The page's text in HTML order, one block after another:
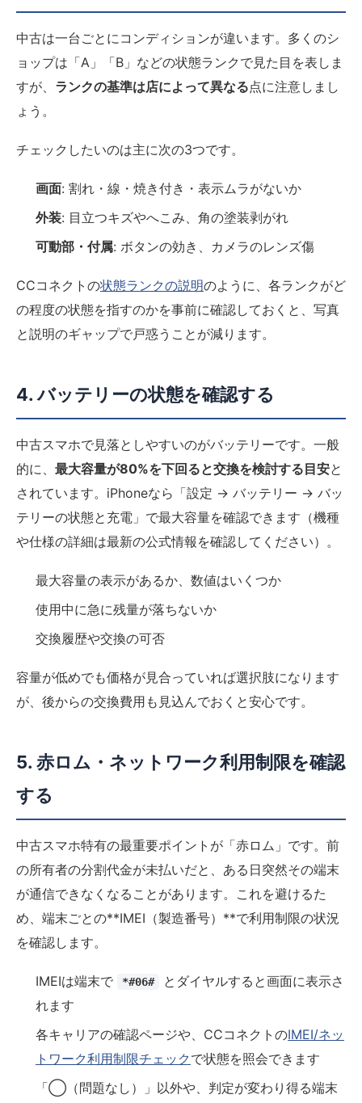
中古は一台ごとにコンディションが違います。多くのシ
ョップは「A」「B」などの状態ランクで見た目を表しま
すが、 ランクの基準は店によって異なる点に注意しまし
ょう。
チェックしたいのは主に次の3つです。
画面: 割れ・線・焼き付き・表示ムラがないか
外装: 目立つキズやへこみ、角の塗装剥がれ
可動部・付属: ボタンの効き、カメラのレンズ傷
CCコネクトの状態ランクの説明のように、各ランクがど
の程度の状態を指すのかを事前に確認しておくと、写真
と説明のギャップで戸惑うことが減ります。
4. バッテリーの状態を確認する
中古スマホで見落としやすいのがバッテリーです。一般
的に、 最大容量が80%を下回ると交換を検討する目安と
されています。iPhoneなら「設定 → バッテリー → バッ
テリーの状態と充電」で最大容量を確認できます（機種
や仕様の詳細は最新の公式情報を確認してください）。
最大容量の表示があるか、数値はいくつか
使用中に急に残量が落ちないか
交換履歴や交換の可否
容量が低めでも価格が見合っていれば選択肢になります
が、後からの交換費用も見込んでおくと安心です。
5. 赤ロム・ネットワーク利用制限を確認
する
中古スマホ特有の最重要ポイントが「赤ロム」です。前
の所有者の分割代金が未払いだと、ある日突然その端末
が通信できなくなることがあります。これを避けるた
め、端末ごとの**IMEI（製造番号）**で利用制限の状況
を確認します。
IMEIは端末で *#06#
とダイヤルすると画面に表示さ
れます
各キャリアの確認ページや、CCコネクトのIMEI/ネッ
トワーク利用制限チェック で状態を照会できます
「◯（問題なし）」以外や、判定が変わり得る端末